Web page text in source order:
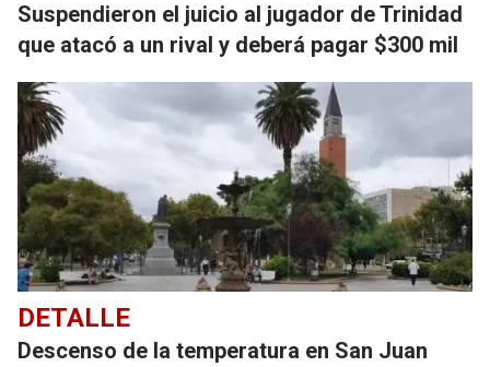
Suspendieron el juicio al jugador de Trinidad
que atacó a un rival y deberá pagar $300 mil
DETALLE
Descenso de la temperatura en San Juan